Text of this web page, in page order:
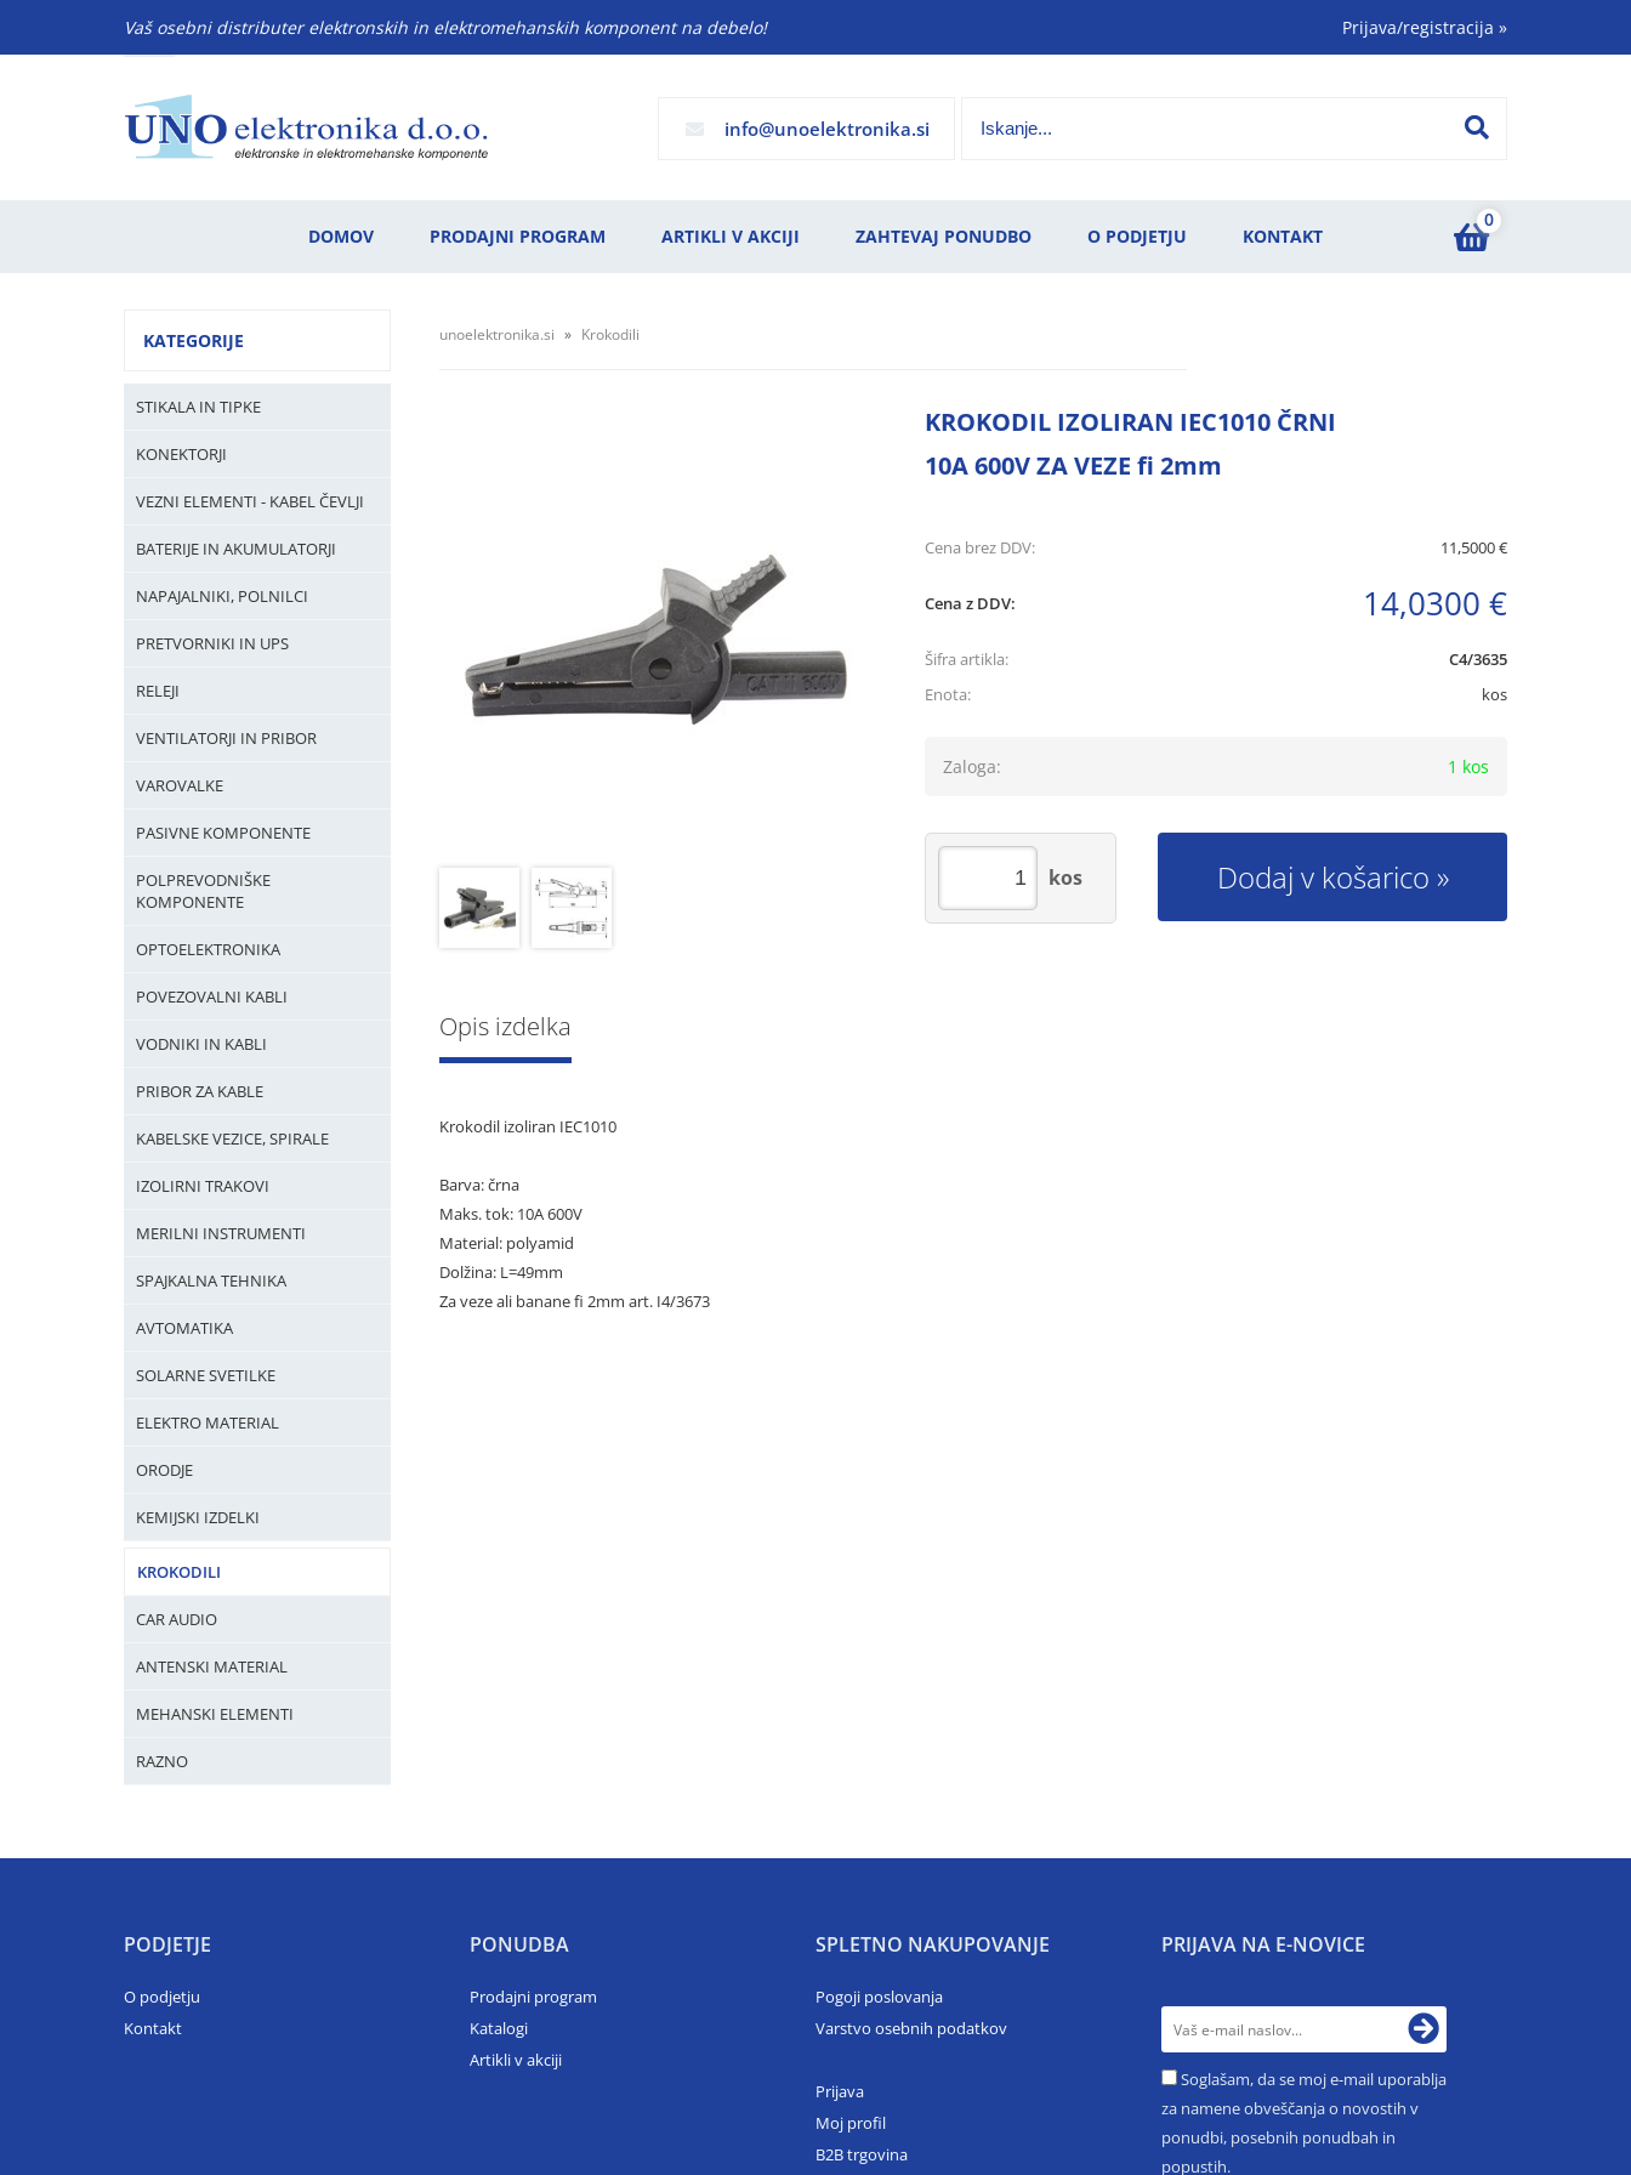
Vaš osebni distributer elektronskih in elektromehanskih komponent na debelo! Prijava/registracija »
info unoelektronika.si
0
DOMOV PRODAJNI PROGRAM ARTIKLI V AKCIJI ZAHTEVAJ PONUDBO O PODJETJU KONTAKT
KATEGORIJE
STIKALA IN TIPKE
KONEKTORJI
VEZNI ELEMENTI - KABEL ČEVLJI
BATERIJE IN AKUMULATORJI
NAPAJALNIKI, POLNILCI
PRETVORNIKI IN UPS
RELEJI
VENTILATORJI IN PRIBOR
VAROVALKE
PASIVNE KOMPONENTE
POLPREVODNIŠKE
KOMPONENTE
OPTOELEKTRONIKA
POVEZOVALNI KABLI
VODNIKI IN KABLI
PRIBOR ZA KABLE
KABELSKE VEZICE, SPIRALE
IZOLIRNI TRAKOVI
MERILNI INSTRUMENTI
SPAJKALNA TEHNIKA
AVTOMATIKA
SOLARNE SVETILKE
ELEKTRO MATERIAL
ORODJE
KEMIJSKI IZDELKI
KROKODILI
CAR AUDIO
ANTENSKI MATERIAL
MEHANSKI ELEMENTI
RAZNO
unoelektronika.si Krokodili
KROKODIL IZOLIRAN IEC1010 ČRNI
10A 600V ZA VEZE fi 2mm
Cena brez DDV: 11,5000 €
Cena z DDV: 14,0300 €
Šifra artikla:
C4/3635
Enota:
kos
Zaloga: 1 kos
Dodaj v košarico
kos
Opis izdelka
Krokodil izoliran IEC1010
Barva: črna
Maks. tok: 10A 600V
Material: polyamid
Dolžina: L=49mm
Za veze ali banane fi 2mm art. I4/3673
PODJETJE
O podjetju
Kontakt
PONUDBA
Prodajni program
Katalogi
Artikli v akciji
SPLETNO NAKUPOVANJE
Pogoji poslovanja
Varstvo osebnih podatkov
Prijava
Moj profil
B2B trgovina
PRIJAVA NA E-NOVICE
Soglašam, da se moj e-mail uporablja
za namene obveščanja o novostih v
ponudbi, posebnih ponudbah in
popustih.